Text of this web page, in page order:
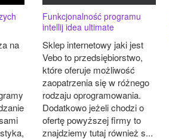
na
Funkcjonalność programu
intellij idea ultimate
Sklep internetowy jaki jest
Vebo to przedsiębiorstwo,
które oferuje możliwość
zaopatrzenia się w różnego
rodzaju oprogramowania.
Dodatkowo jeżeli chodzi o
ofertę powyższej firmy to
znajdziemy tutaj również s...